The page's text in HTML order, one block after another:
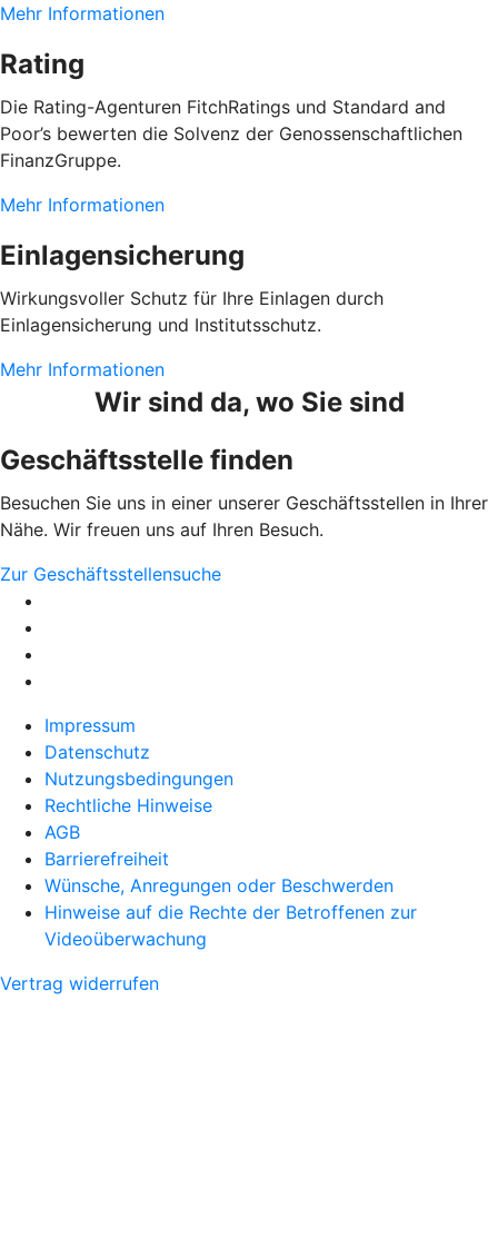
Mehr Informationen
Rating
Die Rating-Agenturen FitchRatings und Standard and
Poor’s bewerten die Solvenz der Genossenschaftlichen
FinanzGruppe.
Mehr Informationen
Einlagensicherung
Wirkungsvoller Schutz für Ihre Einlagen durch
Einlagensicherung und Institutsschutz.
Mehr Informationen
Wir sind da, wo Sie sind
Geschäftsstelle finden
Besuchen Sie uns in einer unserer Geschäftsstellen in Ihrer
Nähe. Wir freuen uns auf Ihren Besuch.
Zur Geschäftsstellensuche
Impressum
Datenschutz
Nutzungsbedingungen
Rechtliche Hinweise
AGB
Barrierefreiheit
Wünsche, Anregungen oder Beschwerden
Hinweise auf die Rechte der Betroffenen zur
Videoüberwachung
Vertrag widerrufen